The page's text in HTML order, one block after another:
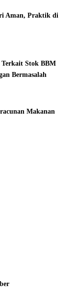
Aman, Praktik di
Terkait Stok BBM
Bermasalah
Makanan